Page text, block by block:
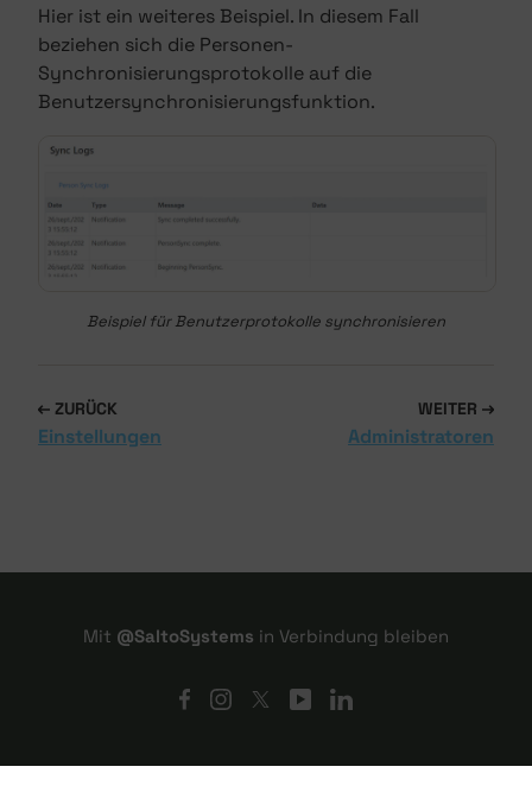
Hier ist ein weiteres Beispiel. In diesem Fall
beziehen sich die Personen-
Synchronisierungsprotokolle auf die
Benutzersynchronisierungsfunktion.
Beispiel für Benutzerprotokolle synchronisieren
ZURÜCK
Einstellungen
WEITER
Administratoren
Mit @SaltoSystems in Verbindung bleiben